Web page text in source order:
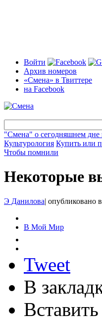
Войти
Архив номеров
«Смена» в Твиттере
на Facebook
"Смена" о сегодняшнем дне
Культурология Купить или
Чтобы помнили
Некоторые
Э Данилова| опубликовано
В Мой Мир
Tweet
В